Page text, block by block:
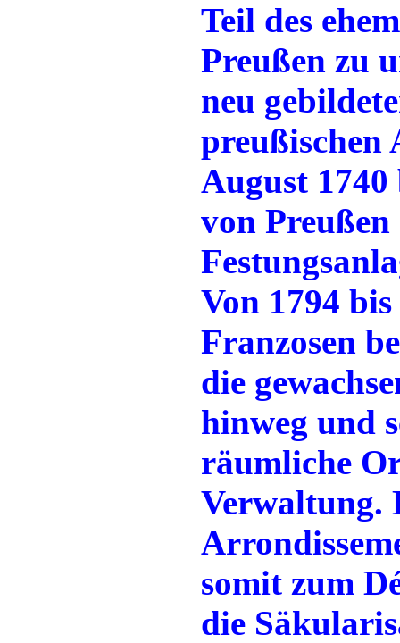
Teil des
Preußen zu
neu
preußischen
August
von
Von 1794
Franzosen
die
hinweg und
räumliche
Verwaltung.
somit zum
die